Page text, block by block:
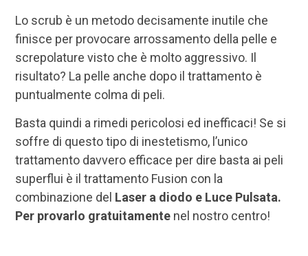
Lo scrub è un metodo decisamente inutile che
finisce per provocare arrossamento della pelle e
screpolature visto che è molto aggressivo. Il
risultato? La pelle anche dopo il trattamento è
puntualmente colma di peli.
Basta quindi a rimedi pericolosi ed inefficaci! Se si
soffre di questo tipo di inestetismo, l’unico
trattamento davvero efficace per dire basta ai peli
superflui è il trattamento Fusion con la
combinazione del Laser a diodo e Luce Pulsata.
Per provarlo gratuitamente nel nostro centro!